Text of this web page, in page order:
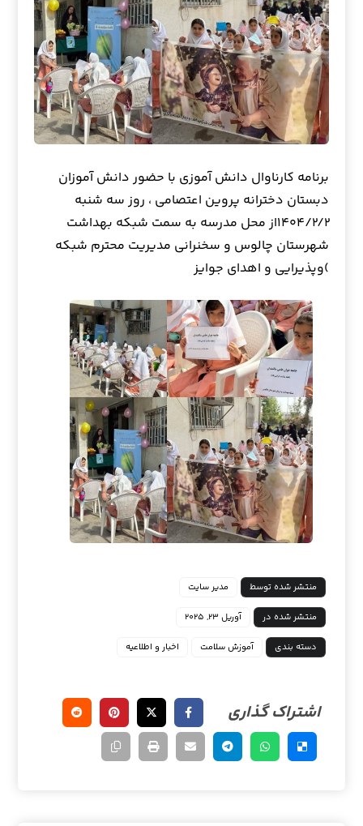
برنامه کارناوال دانش آموزی با حضور دانش آموزان
دبستان دخترانه پروین اعتصامی ، روز سه شنبه
۱۴۰۴/۲/۲از محل مدرسه به سمت شبکه بهداشت
شهرستان چالوس و سخنرانی مدیریت محترم شبکه
)وپذیرایی و اهدای جوایز
منتشر شده توسط مدیر سایت
منتشر شده در آوریل ۲۳, ۲۰۲۵
دسته بندی آموزش سلامت اخبار و اطلاعیه